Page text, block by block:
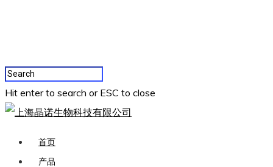
Hit enter to search or ESC to close
首页
产品